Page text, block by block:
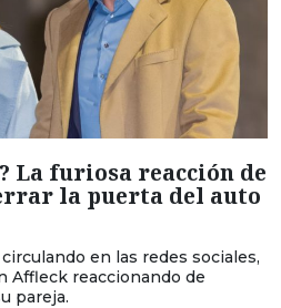
La furiosa reacción de
la puerta del auto
en las redes sociales,
Affleck reaccionando de
pareja.